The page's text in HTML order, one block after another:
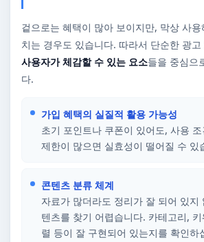
겉으로는 혜택이 많아 보이지만, 막상 사
치는 경우도 있습니다. 따라서 단순한 광
사용자가 체감할 수 있는 요소들을 중심으
다.
가입 혜택의 실질적 활용 가능성
초기 포인트나 쿠폰이 있어도, 사용
제한이 많으면 실효성이 떨어질 수 있
콘텐츠 분류 체계
자료가 많더라도 정리가 잘 되어 있지
텐츠를 찾기 어렵습니다. 카테고리,
렬 등이 잘 구현되어 있는지를 확인하